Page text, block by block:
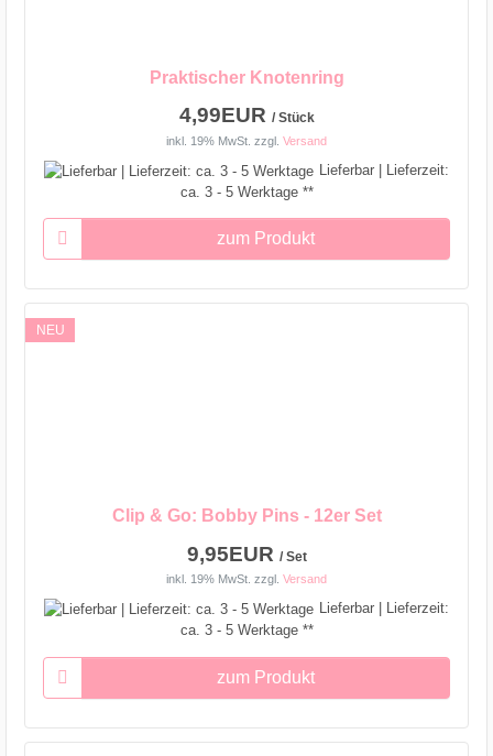
Praktischer Knotenring
4,99EUR / Stück
inkl. 19% MwSt. zzgl. Versand
Lieferbar | Lieferzeit:
ca. 3 - 5 Werktage **
zum Produkt
NEU
Clip & Go: Bobby Pins - 12er Set
9,95EUR / Set
inkl. 19% MwSt. zzgl. Versand
Lieferbar | Lieferzeit:
ca. 3 - 5 Werktage **
zum Produkt